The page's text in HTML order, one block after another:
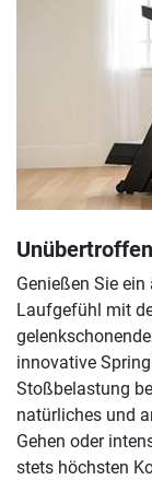
Genießen Sie
Laufgefühl mit
innovative
Stoßbelastung
natürliches und
Gehen oder
stets höchsten